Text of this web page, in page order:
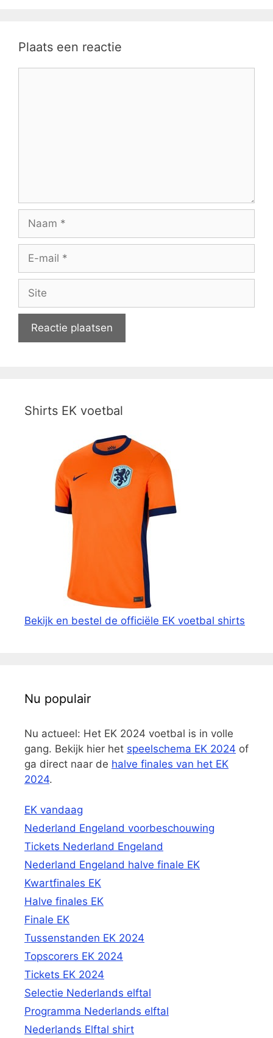
Plaats een reactie
mail
Shirts EK voetbal
Bekijk en bestel de officiële EK voetbal shirts
Nu populair
Nu actueel: Het EK 2024 voetbal is in volle
gang. Bekijk hier het speelschema EK 2024 of
ga direct naar de halve finales van het EK
2024.
EK vandaag
Nederland Engeland voorbeschouwing
Tickets Nederland Engeland
Nederland Engeland halve finale EK
Kwartfinales EK
Halve finales EK
Finale EK
Tussenstanden EK 2024
Topscorers EK 2024
Tickets EK 2024
Selectie Nederlands elftal
Programma Nederlands elftal
Nederlands Elftal shirt